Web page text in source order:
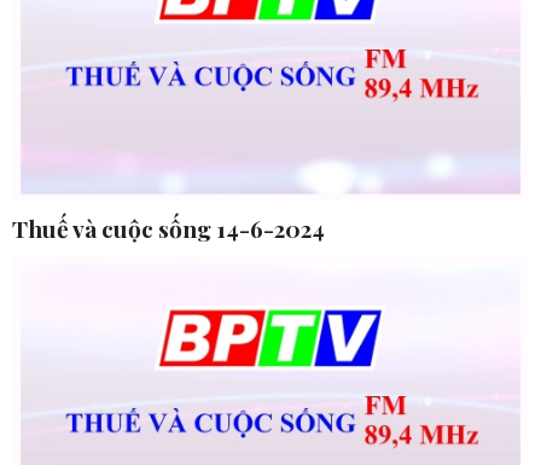
Thuế và cuộc sống 14-6-2024